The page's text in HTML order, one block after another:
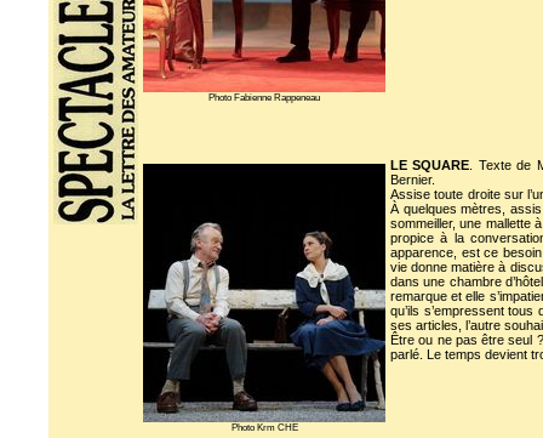
Photo Fabienne Rappeneau
Photo Krm CHE
LE SQUARE . Texte de
Bernier.
Assise toute droite sur
À quelques mètres,
sommeiller, une mallette
propice à la
apparence, est ce
vie donne matière à
dans une chambre
remarque et elle
qu’ils s’empressent
ses articles, l’autre
Être ou ne pas être seul
parlé. Le temps devient